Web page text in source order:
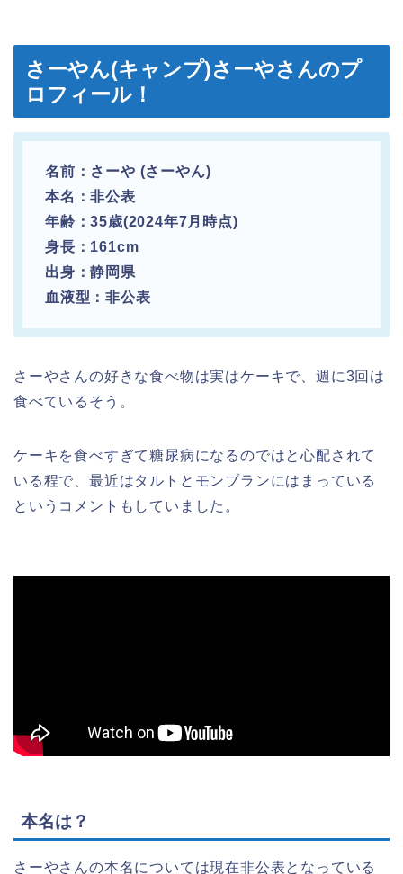
さーやん(キャンプ)さーやさんのプ
ロフィール！
名前：さーや (さーやん)
本名：非公表
年齢：35歳(2024年7月時点)
身長：161cm
出身：静岡県
血液型：非公表
さーやさんの好きな食べ物は実はケーキで、週に3回は
食べているそう。
ケーキを食べすぎて糖尿病になるのではと心配されて
いる程で、最近はタルトとモンブランにはまっている
というコメントもしていました。
本名は？
さーやさんの本名については現在非公表となっている